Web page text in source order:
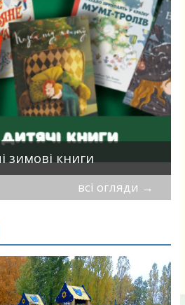
зимові книги
всі огляди →